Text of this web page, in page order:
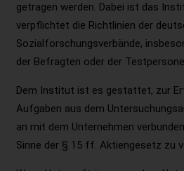
getragen werden. Dabei ist das
verpflichtet die Richtlinien der
Sozialforschungsverbände,
der Befragten oder der
Dem Institut ist es gestattet, zur
Aufgaben aus dem
an mit dem Unternehmen
Sinne der § 15 ff. Aktiengesetz zu